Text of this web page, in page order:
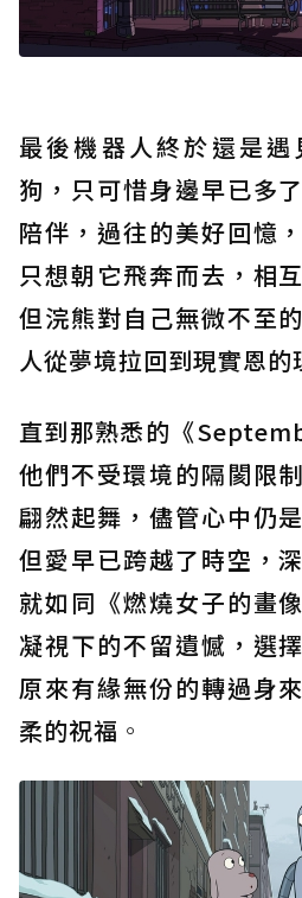
最後機器人終於還是
狗，只可惜身邊早已多
陪伴，過往的美好回憶
只想朝它飛奔而去，相
但浣熊對自己無微不至
人從夢境拉回到現實恩的
直到那熟悉的《
他們不受環境的隔閡限
翩然起舞，儘管心中仍
但愛早已跨越了時空，
就如同《燃燒女子的畫
凝視下的不留遺憾，選
原來有緣無份的轉過身
柔的祝福 。